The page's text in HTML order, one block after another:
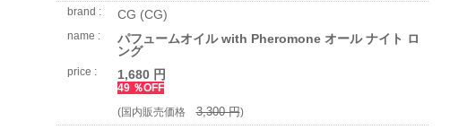
brand : CG (CG)
name :
パフュームオイル with Pheromone オール ナイト ロ
ング
price : 1,680 円
49 ％OFF
(国内販売価格3,300 円)